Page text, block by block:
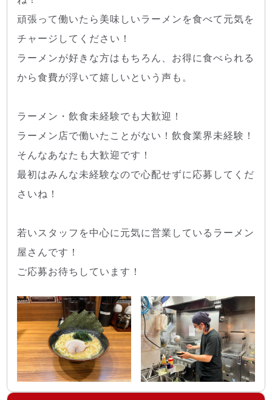
頑張って働いたら美味しいラーメンを食べて元気を
チャージしてください！
ラーメンが好きな方はもちろん、お得に食べられる
から食費が浮いて嬉しいという声も。
ラーメン・飲食未経験でも大歓迎！
ラーメン店で働いたことがない！飲食業界未経験！
そんなあなたも大歓迎です！
最初はみんな未経験なので心配せずに応募してくだ
さいね！
若いスタッフを中心に元気に営業しているラーメン
屋さんです！
ご応募お待ちしています！